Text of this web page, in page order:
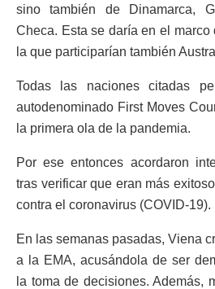
sino también de Dinamarca,
Checa. Esta se daría en el
la que participarían también
Todas las naciones citadas
autodenominado First Moves
la primera ola de la pandemia.
Por ese entonces acordaron
tras verificar que eran más
contra el coronavirus (COVID-19).
En las semanas pasadas, Viena
a la EMA, acusándola de ser
la toma de decisiones. Además,